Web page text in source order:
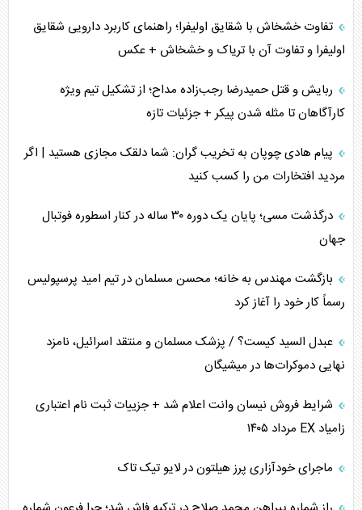
تفاوت خشخاش با شقایق اولیفرا؛ راهنمای کاربرد دارویی شقایق
اولیفرا و تفاوت آن با تریاک و خشخاش + عکس
ربایش و قتل حمیدرضا رجب‌زاده مداح؛ از تشکیل تیم ویژه
کارآگاهان تا مثله شدن پیکر + جزئیات تازه
پیام هادی چوپان به تخریب گران: شما دلقک مجازی هستید | اگر
مردید افتخارات من را کسب کنید
درگذشت مسی؛ پایان یک دوره ۳۰ ساله در کنار اسطوره فوتبال
جهان
بازگشت مهندس به خانه؛ محسن مسلمان در تیم امید پرسپولیس
رسماً کار خود را آغاز کرد
عبدل السید کیست؟ / پزشک مسلمان و منتقد اسرائیل، نامزد
نهایی دموکرات‌ها در میشیگان
شرایط فروش نیسان وانت اعلام شد + جزییات ثبت نام اعتباری
زامیاد EX مرداد ۱۴۰۵
ماجرای خودآزاری پرز هیلتون در لایو تیک تاک